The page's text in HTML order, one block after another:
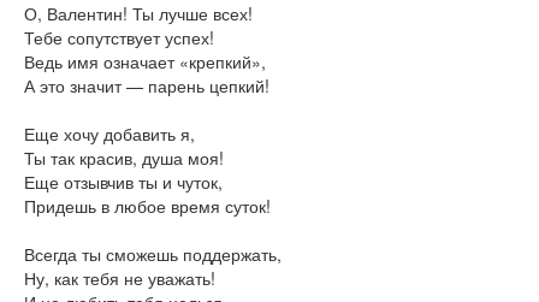
О, Валентин! Ты лучше всех!
Тебе сопутствует успех!
Ведь имя означает «крепкий»,
А это значит — парень цепкий!
Еще хочу добавить я,
Ты так красив, душа моя!
Еще отзывчив ты и чуток,
Придешь в любое время суток!
Всегда ты сможешь поддержать,
Ну, как тебя не уважать!